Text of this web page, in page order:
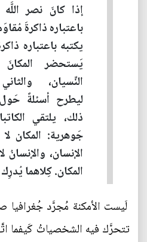
إذا كانَ نصر
باعتباره ذاكرةَ
يكتبه باعتباره
يَستحضر
النِّسيان،
ليطرح أسئلةً
ذلك، يلتقي
جَوهرية: المكان
الإنسان، والإنسانُ
المكان. كِلاهما
لَيست الأمكنة مُجرَّد جُغرافيا
تتحرَّك فيه الشخصياتُ كَيفما